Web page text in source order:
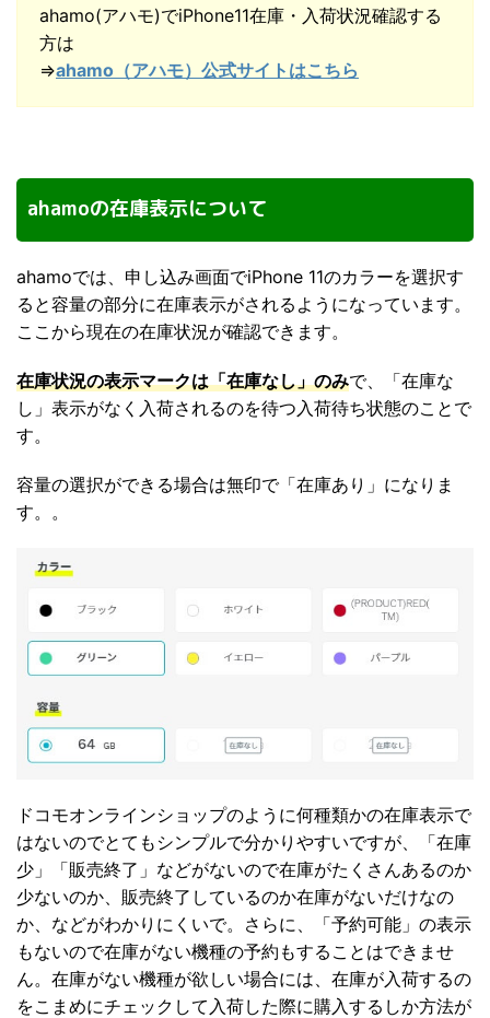
ahamo(アハモ)でiPhone11在庫・入荷状況確認する
方は
⇒ahamo（アハモ）公式サイトはこちら
ahamoの在庫表示について
ahamoでは、申し込み画面でiPhone 11のカラーを選択す
ると容量の部分に在庫表示がされるようになっています。
ここから現在の在庫状況が確認できます。
在庫状況の表示マークは「在庫なし」のみで、「在庫な
し」表示がなく入荷されるのを待つ入荷待ち状態のことで
す。
容量の選択ができる場合は無印で「在庫あり」になりま
す。。
ドコモオンラインショップのように何種類かの在庫表示で
はないのでとてもシンプルで分かりやすいですが、「在庫
少」「販売終了」などがないので在庫がたくさんあるのか
少ないのか、販売終了しているのか在庫がないだけなの
か、などがわかりにくいで。さらに、「予約可能」の表示
もないので在庫がない機種の予約もすることはできませ
ん。在庫がない機種が欲しい場合には、在庫が入荷するの
をこまめにチェックして入荷した際に購入するしか方法が